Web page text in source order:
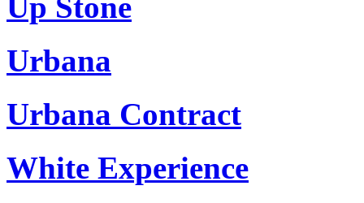
Urbana
Urbana Contract
White Experience